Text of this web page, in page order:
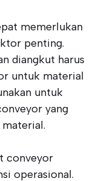
memerlukan
penting.
diangkut harus
untuk material
untuk
yang
conveyor
operasional.